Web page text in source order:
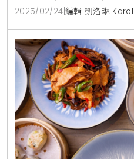
證對對碰」的優惠活動，讓
的A5日本和牛套餐，現省
吸引饕客的絕佳機會。▲圖
Smile One精緻涮涮鍋 /
2025/02/24 編輯 凱洛琳